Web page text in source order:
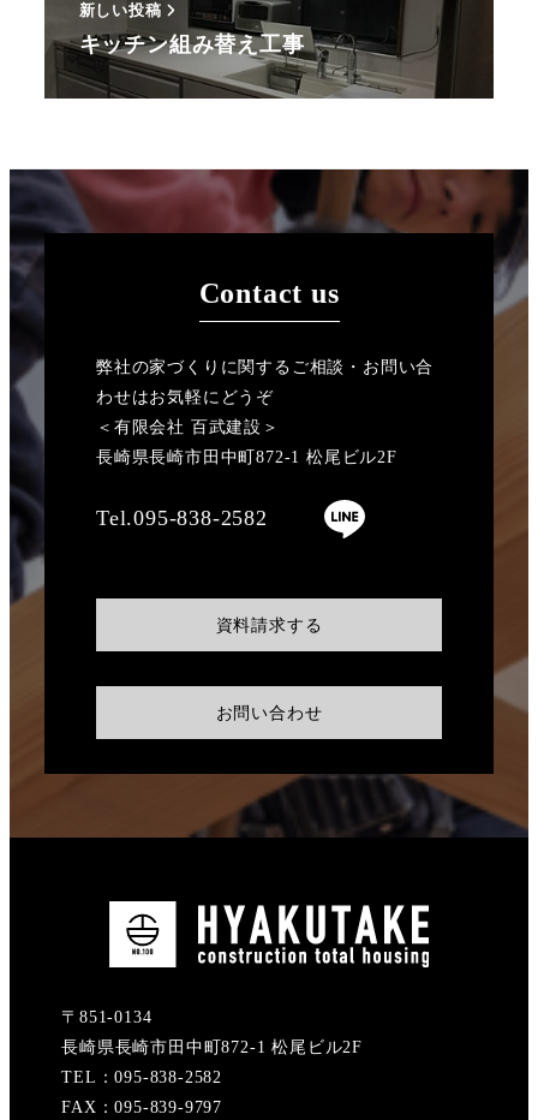
新しい投稿
キッチン組み替え工事
Contact us
弊社の家づくりに関するご相談・お問い合
わせはお気軽にどうぞ
＜有限会社 百武建設＞
長崎県長崎市田中町872-1 松尾ビル2F
Tel.095-838-2582
資料請求する
お問い合わせ
〒851-0134
長崎県長崎市田中町872-1 松尾ビル2F
TEL：095-838-2582
FAX：095-839-9797